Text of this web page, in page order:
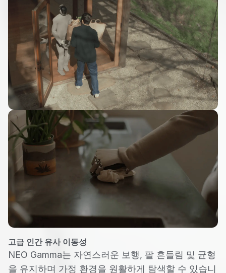
고급 인간 유사 이동성
NEO Gamma는 자연스러운 보행, 팔 흔들림 및 균형
을 유지하며 가정 환경을 원활하게 탐색할 수 있습니